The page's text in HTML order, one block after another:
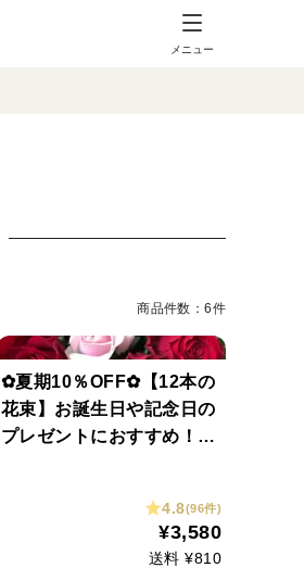
メニュー
商品件数：6件
✿夏期10％OFF✿【12本の
花束】お誕生日や記念日の
プレゼントにおすすめ！ラ
4.8(96件)
¥3,580
送料 ¥810